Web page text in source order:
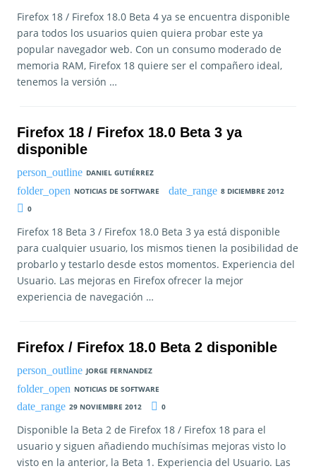
Firefox 18 / Firefox 18.0 Beta 4 ya se encuentra disponible
para todos los usuarios quien quiera probar este ya
popular navegador web. Con un consumo moderado de
memoria RAM, Firefox 18 quiere ser el compañero ideal,
tenemos la versión …
Firefox 18 / Firefox 18.0 Beta 3 ya
disponible
DANIEL GUTIÉRREZ
NOTICIAS DE SOFTWARE
8 DICIEMBRE 2012
0
Firefox 18 Beta 3 / Firefox 18.0 Beta 3 ya está disponible
para cualquier usuario, los mismos tienen la posibilidad de
probarlo y testarlo desde estos momentos. Experiencia del
Usuario. Las mejoras en Firefox ofrecer la mejor
experiencia de navegación …
Firefox / Firefox 18.0 Beta 2 disponible
JORGE FERNANDEZ
NOTICIAS DE SOFTWARE
29 NOVIEMBRE 2012
0
Disponible la Beta 2 de Firefox 18 / Firefox 18 para el
usuario y siguen añadiendo muchísimas mejoras visto lo
visto en la anterior, la Beta 1. Experiencia del Usuario. Las